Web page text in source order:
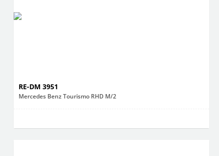
RE-DM 3951
Mercedes Benz Tourismo RHD M/2